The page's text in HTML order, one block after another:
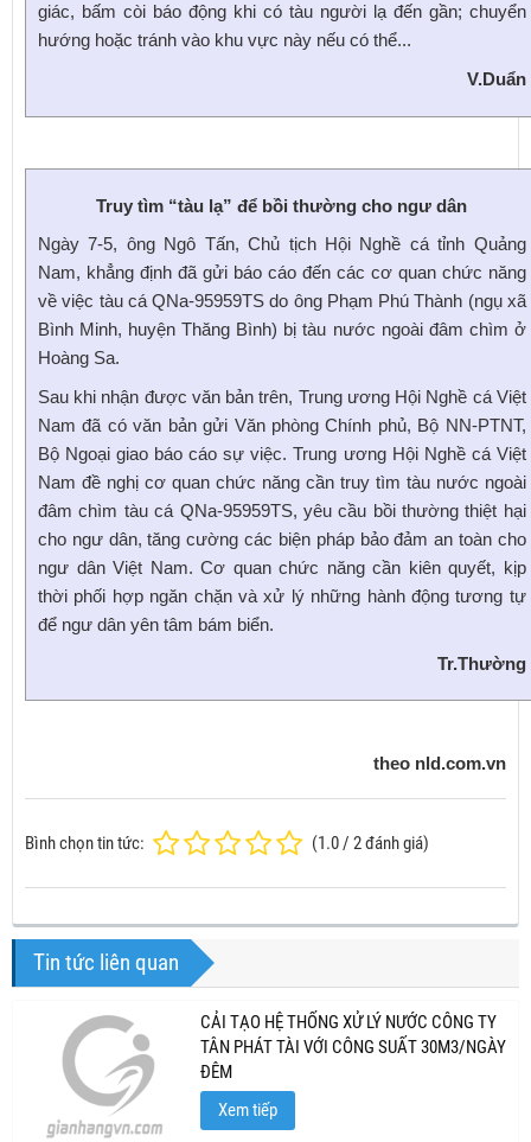
giác, bấm còi báo động khi có tàu người lạ đến gần; chuyển
hướng hoặc tránh vào khu vực này nếu có thể...
V.Duẩn
Truy tìm “tàu lạ” để bồi thường cho ngư dân
Ngày 7-5, ông Ngô Tấn, Chủ tịch Hội Nghề cá tỉnh Quảng
Nam, khẳng định đã gửi báo cáo đến các cơ quan chức năng
về việc tàu cá QNa-95959TS do ông Phạm Phú Thành (ngụ xã
Bình Minh, huyện Thăng Bình) bị tàu nước ngoài đâm chìm ở
Hoàng Sa.
Sau khi nhận được văn bản trên, Trung ương Hội Nghề cá Việt
Nam đã có văn bản gửi Văn phòng Chính phủ, Bộ NN-PTNT,
Bộ Ngoại giao báo cáo sự việc. Trung ương Hội Nghề cá Việt
Nam đề nghị cơ quan chức năng cần truy tìm tàu nước ngoài
đâm chìm tàu cá QNa-95959TS, yêu cầu bồi thường thiệt hại
cho ngư dân, tăng cường các biện pháp bảo đảm an toàn cho
ngư dân Việt Nam. Cơ quan chức năng cần kiên quyết, kịp
thời phối hợp ngăn chặn và xử lý những hành động tương tự
để ngư dân yên tâm bám biển.
Tr.Thường
theo nld.com.vn
Bình chọn tin tức: (1.0 / 2đánh giá)
Tin tức liên quan
CẢI TẠO HỆ THỐNG XỬ LÝ NƯỚC CÔNG TY
TÂN PHÁT TÀI VỚI CÔNG SUẤT 30M3/NGÀY
ĐÊM
Xem tiếp